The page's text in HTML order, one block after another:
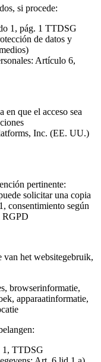
si procede:
1, pág. 1 TTDSG
de datos y
Artículo 6,
en que el acceso sea
Inc. (EE. UU.)
pertinente:
solicitar una copia
consentimiento según
RGPD
van het websitegebruik,
browserinformatie,
apparaatinformatie,
1, TTDSG